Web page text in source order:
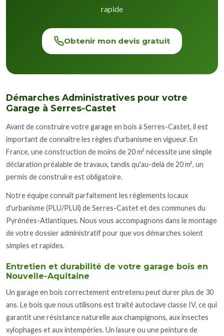
rapide
Obtenir mon devis gratuit
Démarches Administratives pour votre
Garage à Serres-Castet
Avant de construire votre garage en bois à Serres-Castet, il est
important de connaître les règles d'urbanisme en vigueur. En
France, une construction de moins de 20 m² nécessite une simple
déclaration préalable de travaux, tandis qu'au-delà de 20 m², un
permis de construire est obligatoire.
Notre équipe connaît parfaitement les règlements locaux
d'urbanisme (PLU/PLUi) de Serres-Castet et des communes du
Pyrénées-Atlantiques. Nous vous accompagnons dans le montage
de votre dossier administratif pour que vos démarches soient
simples et rapides.
Entretien et durabilité de votre garage bois en
Nouvelle-Aquitaine
Un garage en bois correctement entretenu peut durer plus de 30
ans. Le bois que nous utilisons est traité autoclave classe IV, ce qui
garantit une résistance naturelle aux champignons, aux insectes
xylophages et aux intempéries. Un lasure ou une peinture de